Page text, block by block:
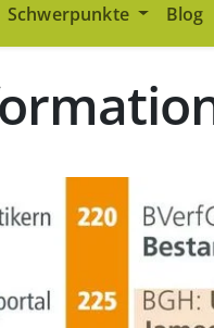
Schwerpunkte Blog